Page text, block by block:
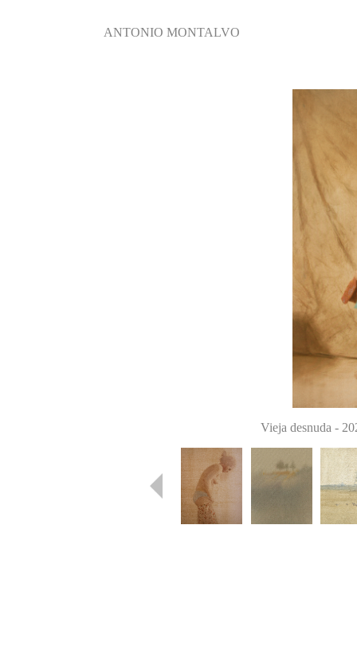
ANTONIO MONTALVO
Vieja desnuda -